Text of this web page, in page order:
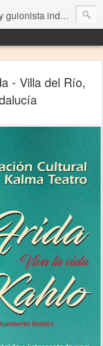
independiente
- Villa del Río,